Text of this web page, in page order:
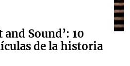
and Sound’: 10
de la historia